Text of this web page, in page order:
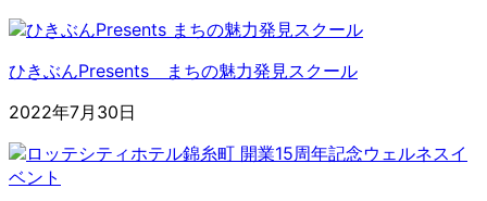
ひきぶんPresents まちの魅力発見スクール
2022年7月30日